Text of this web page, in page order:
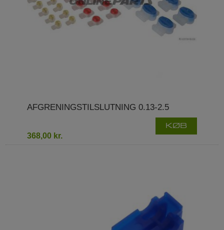
AFGRENINGSTILSLUTNING 0.13-2.5
368,00 kr.
KØB